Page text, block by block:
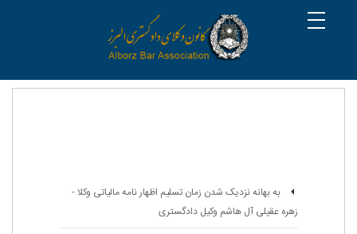
به بهانه نزدیک شدن زمان تسلیم اظهار نامه مالیاتی وکلا -
زهره عقیلی آل هاشم وکیل دادگستری